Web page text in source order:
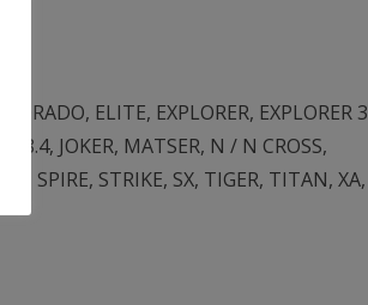
DORADO, ELITE, EXPLORER, EXPLORER 3
478.4, JOKER, MATSER, N / N CROSS,
SPIRE, STRIKE, SX, TIGER, TITAN, XA,